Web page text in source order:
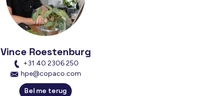
Vince Roestenburg
+31 40 2306 250
hpe@copaco.com
Bel me terug